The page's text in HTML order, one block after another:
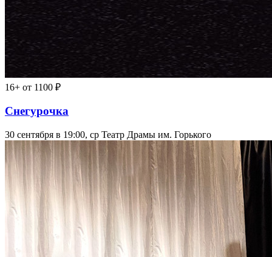
16+ от 1100 ₽
Снегурочка
30 сентября в 19:00, ср Театр Драмы им. Горького